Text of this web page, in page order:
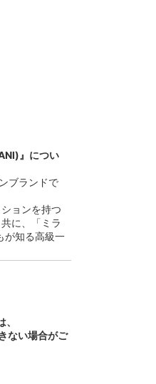
』につい
ブランドで
ョンを持つ
に、「ミラ
が知る高級一
ない場合がご